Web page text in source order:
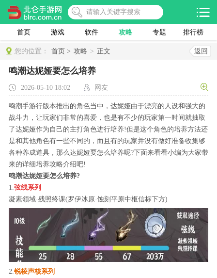
首页 游戏 软件 攻略 专题 排行榜
返回
您的位置： 首页 > 攻略 > 正文
鸣潮达妮娅要怎么培养
2026-05-10 18:02 网友
鸣潮手游行版本推出的角色当中，达妮娅由于漂亮的人设和强大的
战斗力，让玩家们非常的喜爱，也是有不少的玩家第一时间就抽取
了达妮娅作为自己的主打角色进行培养!但是这个角色的培养方法还
是和其他角色有一些不同的，而且有的玩家并没有做好准备收集够
各种养成道具，那么达妮娅要怎么培养呢?下面来看看小编为大家带
来的详细培养攻略介绍吧!
鸣潮达妮娅要怎么培养?
1.弦线系列
凝素领域·残照终课(罗伊冰原·蚀刻平原中枢信标下方)
2.锐棱声核系列